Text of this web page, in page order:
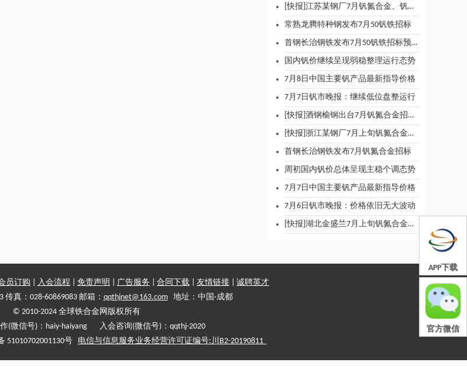
[快报]江苏某钢厂7月钒氮合金、钒铁招标价格
常熟龙腾特种钢发布7月50钒铁招标
首钢长治钢铁发布7月50钒铁招标预告
国内钒价继续呈现弱稳整理运行态势
7月8日中国主要钒产品最新指导价格
7月7日钒市晚报：继续低位盘整运行
[快报]酒钢榆钢出台7月钒氮合金招标价格
[快报]浙江某钢厂7月上旬钒氮合金招标价格
首钢长治钢铁发布7月钒氮合金招标
周初国内钒价总体呈现主稳个调态势
7月7日中国主要钒产品最新指导价格
7月6日钒市晚报：价格依旧无大波动
[快报]湖北金盛兰7月上旬钒氮合金招标价格
员订购 入会流程 免责声明 广告服务 合同下载 友情链接
诚聘英才
传真：028-60869083 邮箱： qqthjnet@163.com地址：中国·成都
© 2010-2024 全球铁合金网版权所有
(微信号)：haiy-haiyang 入会咨询(微信号)：qqthj-2020
51010702001130号 电信与信息服务业务经营许可证编号:川B2-20190811
APP下载
官方微信